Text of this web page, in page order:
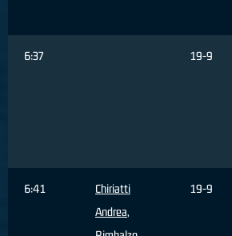
6:37 19-9
6:41
Chiriatti
Andrea,
19-9